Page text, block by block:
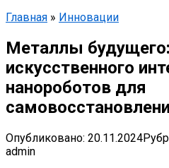
Главная » Инновации
Металлы будущего:
искусственного
нанороботов для
Опубликовано: 20.11.2024
admin